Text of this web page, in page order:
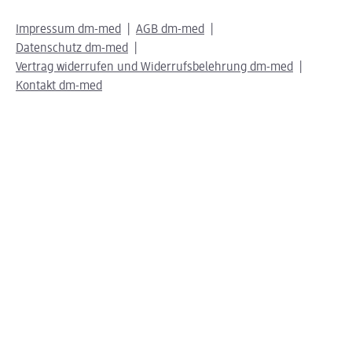
Impressum dm-med
AGB dm-med
Datenschutz dm-med
Vertrag widerrufen und Widerrufsbelehrung dm-med
Kontakt dm-med